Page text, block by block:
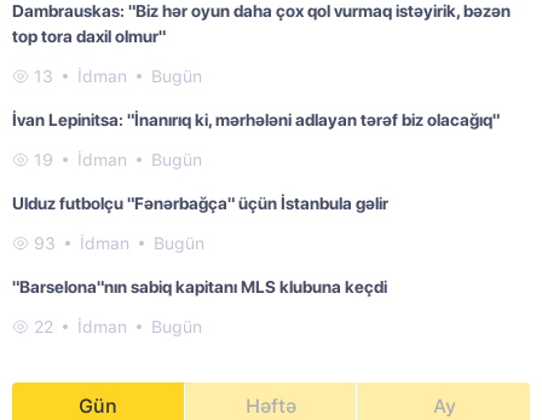
Dambrauskas: "Biz hər oyun daha çox qol vurmaq istəyirik, bəzən
top tora daxil olmur"
13 İdman Bugün
İvan Lepinitsa: "İnanırıq ki, mərhələni adlayan tərəf biz olacağıq"
19 İdman Bugün
Ulduz futbolçu "Fənərbağça" üçün İstanbula gəlir
93 İdman Bugün
"Barselona"nın sabiq kapitanı MLS klubuna keçdi
22 İdman Bugün
Gün Həftə Ay